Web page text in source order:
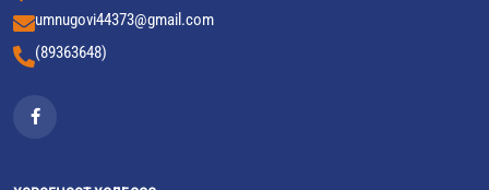
umnugovi44373@gmail.com
(89363648)